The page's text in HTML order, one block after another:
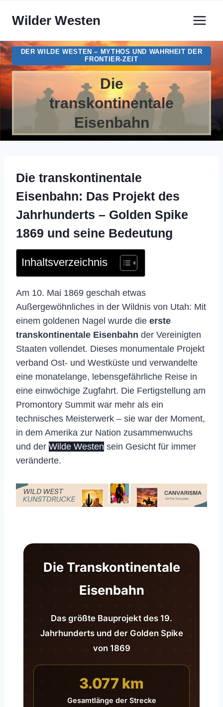
InhaltWilder Westen
DER WILDE WESTEN – MYTHOS UND WAHRHEIT DER
FRONTIER-ZEIT
Die
transkontinentale
Eisenbahn
Die transkontinentale
Eisenbahn: Das Projekt des
Jahrhunderts – Golden Spike
1869 und seine Bedeutung
Inhaltsverzeichnis
Am 10. Mai 1869 geschah etwas
Außergewöhnliches in der Wildnis von Utah: Mit
einem goldenen Nagel wurde die erste
transkontinentale Eisenbahn der Vereinigten
Staaten vollendet. Dieses monumentale Projekt
verband Ost- und Westküste und verwandelte
eine monatelange, lebensgefährliche Reise in
eine einwöchige Zugfahrt. Die Fertigstellung am
Promontory Summit war mehr als ein
technisches Meisterwerk – sie war der Moment,
in dem Amerika zur Nation zusammenwuchs
und der Wilde Westen sein Gesicht für immer
veränderte.
Die Transkontinentale
Eisenbahn
Das größte Bauprojekt des 19.
Jahrhunderts und der Golden Spike
von 1869
3.077 km
Gesamtlänge der Strecke